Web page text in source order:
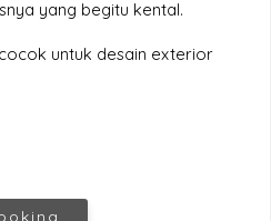
yang begitu kental.
untuk desain exterior